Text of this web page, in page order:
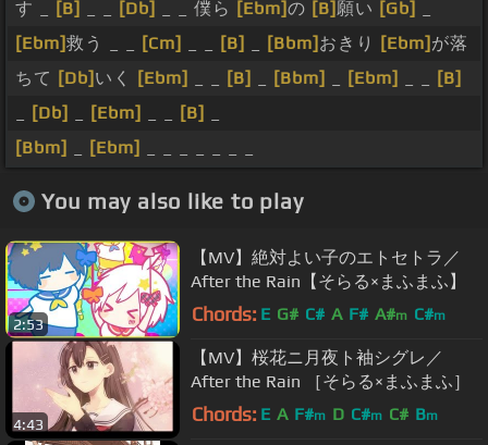
す _ [B] [Db] _ _ 僕ら [Ebm]の [B] 願い [Gb]
[Ebm]救う _ _ [Cm] [B] [Bbm] おきり [Ebm] が落
ちて [Db] いく [Ebm] [B] [Bbm] [Ebm]
[B]
[Db] [Ebm] [B]
[Bbm]
[Ebm]
You may also like to play
2:53
【MV】絶対よい子のエトセトラ／
After the Rain【そらる×まふまふ】
Chords: E G# C# A F# A#m C#m
4:43
【MV】桜花ニ月夜ト袖シグレ／
After the Rain ［そらる×まふまふ］
Chords: E A F#m D C#m C# Bm